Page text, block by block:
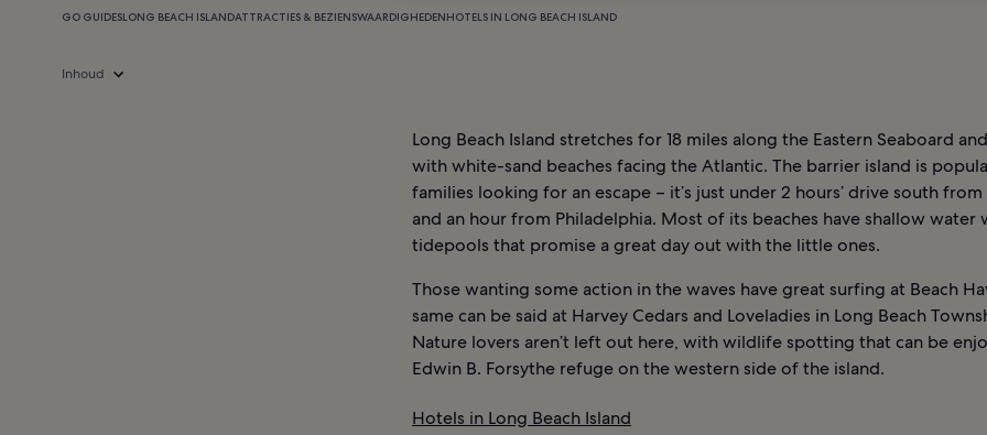
GO GUIDESLONG BEACH ISLANDATTRACTIES & BEZIENSWAARDIGHEDENHOTELS IN LONG BEACH ISLAND
Inhoud
Long Beach Island stretches for 18 miles along the Eastern Seaboard
with white-sand beaches facing the Atlantic. The barrier island is
families looking for an escape – it’s just under 2 hours’ drive south
and an hour from Philadelphia. Most of its beaches have shallow water
tidepools that promise a great day out with the little ones.
Those wanting some action in the waves have great surfing at Beach
same can be said at Harvey Cedars and Loveladies in Long Beach
Nature lovers aren’t left out here, with wildlife spotting that can be
Edwin B. Forsythe refuge on the western side of the island.
Hotels in Long Beach Island